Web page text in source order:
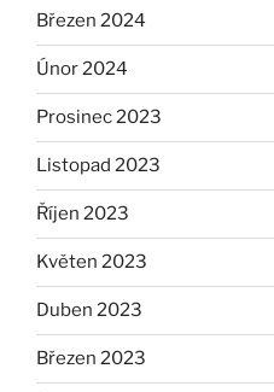
Březen 2024
Únor 2024
Prosinec 2023
Listopad 2023
Říjen 2023
Květen 2023
Duben 2023
Březen 2023